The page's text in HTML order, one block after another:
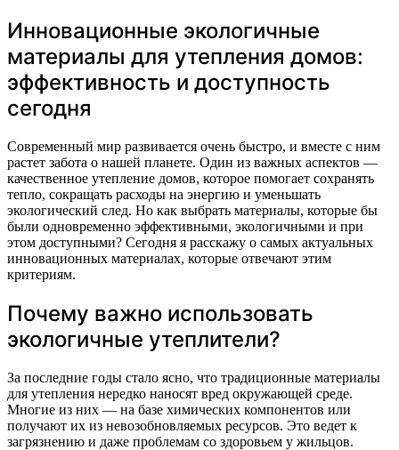
Инновационные экологичные
материалы для утепления домов:
эффективность и доступность
сегодня
Современный мир развивается очень быстро, и вместе с ним
растет забота о нашей планете. Один из важных аспектов —
качественное утепление домов, которое помогает сохранять
тепло, сокращать расходы на энергию и уменьшать
экологический след. Но как выбрать материалы, которые бы
были одновременно эффективными, экологичными и при
этом доступными? Сегодня я расскажу о самых актуальных
инновационных материалах, которые отвечают этим
критериям.
Почему важно использовать
экологичные утеплители?
За последние годы стало ясно, что традиционные материалы
для утепления нередко наносят вред окружающей среде.
Многие из них — на базе химических компонентов или
получают их из невозобновляемых ресурсов. Это ведет к
загрязнению и даже проблемам со здоровьем у жильцов.